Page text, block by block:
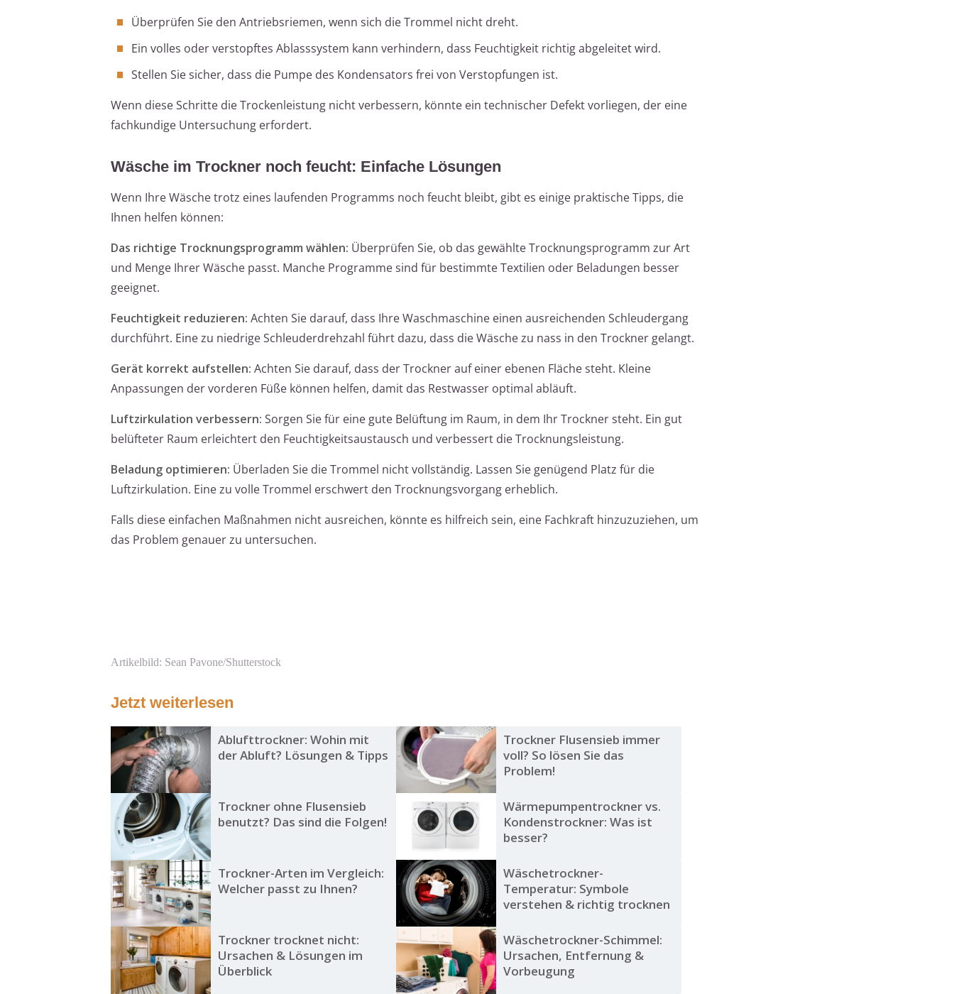
Überprüfen Sie den Antriebsriemen, wenn sich die Trommel nicht dreht.
Ein volles oder verstopftes Ablasssystem kann verhindern, dass Feuchtigkeit richtig abgeleitet wird.
Stellen Sie sicher, dass die Pumpe des Kondensators frei von Verstopfungen ist.
Wenn diese Schritte die Trockenleistung nicht verbessern, könnte ein technischer Defekt vorliegen, der eine
fachkundige Untersuchung erfordert.
Wäsche im Trockner noch feucht: Einfache Lösungen
Wenn Ihre Wäsche trotz eines laufenden Programms noch feucht bleibt, gibt es einige praktische Tipps, die
Ihnen helfen können:
Das richtige Trocknungsprogramm wählen: Überprüfen Sie, ob das gewählte Trocknungsprogramm zur Art
und Menge Ihrer Wäsche passt. Manche Programme sind für bestimmte Textilien oder Beladungen besser
geeignet.
Feuchtigkeit reduzieren: Achten Sie darauf, dass Ihre Waschmaschine einen ausreichenden Schleudergang
durchführt. Eine zu niedrige Schleuderdrehzahl führt dazu, dass die Wäsche zu nass in den Trockner gelangt.
Gerät korrekt aufstellen: Achten Sie darauf, dass der Trockner auf einer ebenen Fläche steht. Kleine
Anpassungen der vorderen Füße können helfen, damit das Restwasser optimal abläuft.
Luftzirkulation verbessern: Sorgen Sie für eine gute Belüftung im Raum, in dem Ihr Trockner steht. Ein gut
belüfteter Raum erleichtert den Feuchtigkeitsaustausch und verbessert die Trocknungsleistung.
Beladung optimieren: Überladen Sie die Trommel nicht vollständig. Lassen Sie genügend Platz für die
Luftzirkulation. Eine zu volle Trommel erschwert den Trocknungsvorgang erheblich.
Falls diese einfachen Maßnahmen nicht ausreichen, könnte es hilfreich sein, eine Fachkraft hinzuzuziehen, um
das Problem genauer zu untersuchen.
Artikelbild: Sean Pavone/Shutterstock
Jetzt weiterlesen
Ablufttrockner: Wohin mit
der Abluft? Lösungen & Tipps
Trockner Flusensieb immer
voll? So lösen Sie das
Problem!
Trockner ohne Flusensieb
benutzt? Das sind die Folgen!
Wärmepumpentrockner vs.
Kondenstrockner: Was ist
besser?
Trockner-Arten im Vergleich:
Welcher passt zu Ihnen?
Wäschetrockner-
Temperatur: Symbole
verstehen & richtig trocknen
Trockner trocknet nicht:
Ursachen & Lösungen im
Überblick
Wäschetrockner-Schimmel:
Ursachen, Entfernung &
Vorbeugung